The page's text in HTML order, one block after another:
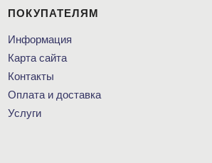
ПОКУПАТЕЛЯМ
Информация
Карта сайта
Контакты
Оплата и доставка
Услуги